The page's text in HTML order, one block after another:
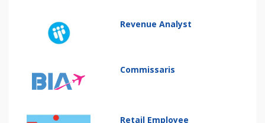
Revenue Analyst
Commissaris
Retail Employee